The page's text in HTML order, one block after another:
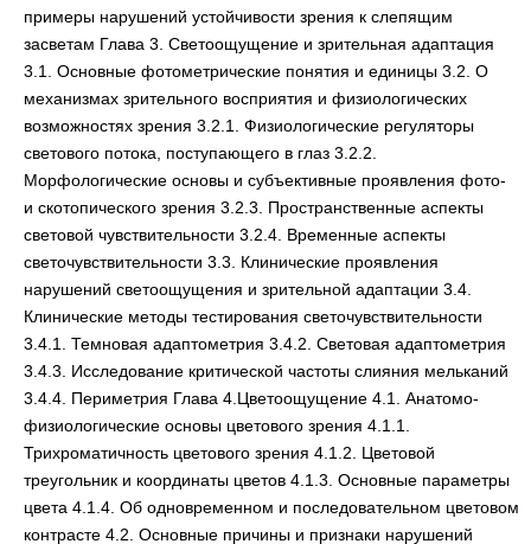
примеры нарушений устойчивости зрения к слепящим
засветам Глава 3. Светоощущение и зрительная адаптация
3.1. Основные фотометрические понятия и единицы 3.2. О
механизмах зрительного восприятия и физиологических
возможностях зрения 3.2.1. Физиологические регуляторы
светового потока, поступающего в глаз 3.2.2.
Морфологические основы и субъективные проявления фото-
и скотопического зрения 3.2.3. Пространственные аспекты
световой чувствительности 3.2.4. Временные аспекты
светочувствительности 3.3. Клинические проявления
нарушений светоощущения и зрительной адаптации 3.4.
Клинические методы тестирования светочувствительности
3.4.1. Темновая адаптометрия 3.4.2. Световая адаптометрия
3.4.3. Исследование критической частоты слияния мельканий
3.4.4. Периметрия Глава 4.Цветоощущение 4.1. Анатомо-
физиологические основы цветового зрения 4.1.1.
Трихроматичность цветового зрения 4.1.2. Цветовой
треугольник и координаты цветов 4.1.3. Основные параметры
цвета 4.1.4. Об одновременном и последовательном цветовом
контрасте 4.2. Основные причины и признаки нарушений